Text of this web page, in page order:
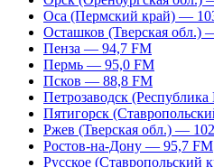
Оса (Пермский край) —
Осташков (Тверская обл.)
Пенза — 94,7 FM
Пермь — 95,0 FM
Псков — 88,8 FM
Петрозаводск
Пятигорск
Ржев (Тверская обл.) —
Ростов-на-Дону — 95,7 FM
Русское (Ставропольский